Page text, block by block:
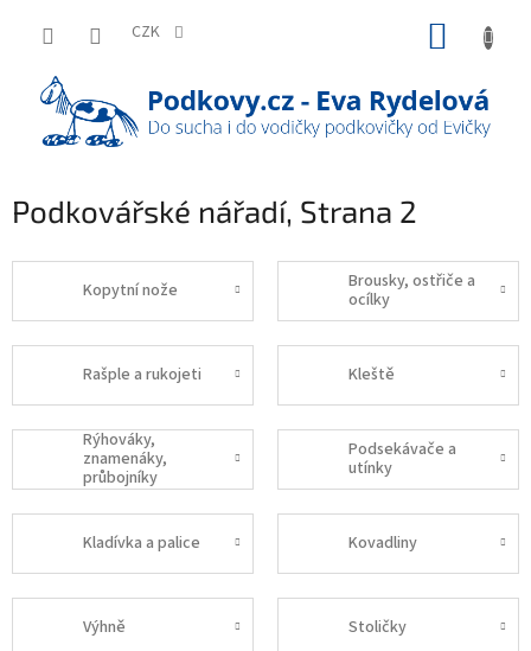
CZK
Podkovářské nářadí, Strana 2
Kopytní nože
Brousky, ostřiče a
ocílky
Rašple a rukojeti Kleště
Rýhováky,
znamenáky,
průbojníky
Podsekávače a
utínky
Kladívka a palice Kovadliny
Výhně Stoličky